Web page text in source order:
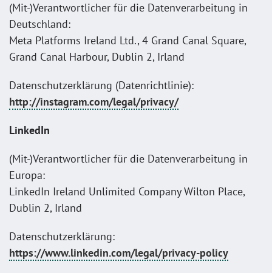
(Mit-)Verantwortlicher für die Datenverarbeitung in
Deutschland:
Meta Platforms Ireland Ltd., 4 Grand Canal Square,
Grand Canal Harbour, Dublin 2, Irland
Datenschutzerklärung (Datenrichtlinie):
http://instagram.com/legal/privacy/
LinkedIn
(Mit-)Verantwortlicher für die Datenverarbeitung in
Europa:
LinkedIn Ireland Unlimited Company Wilton Place,
Dublin 2, Irland
Datenschutzerklärung:
https://www.linkedin.com/legal/privacy-policy